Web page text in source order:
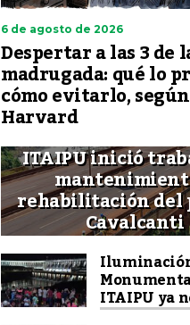
6 de agosto de 2026
Despertar a las 3 de
madrugada: qué lo
cómo evitarlo, según
Harvard
ITAIPU inició
rehabilitación del
Cavalcanti
ITAIPU ya